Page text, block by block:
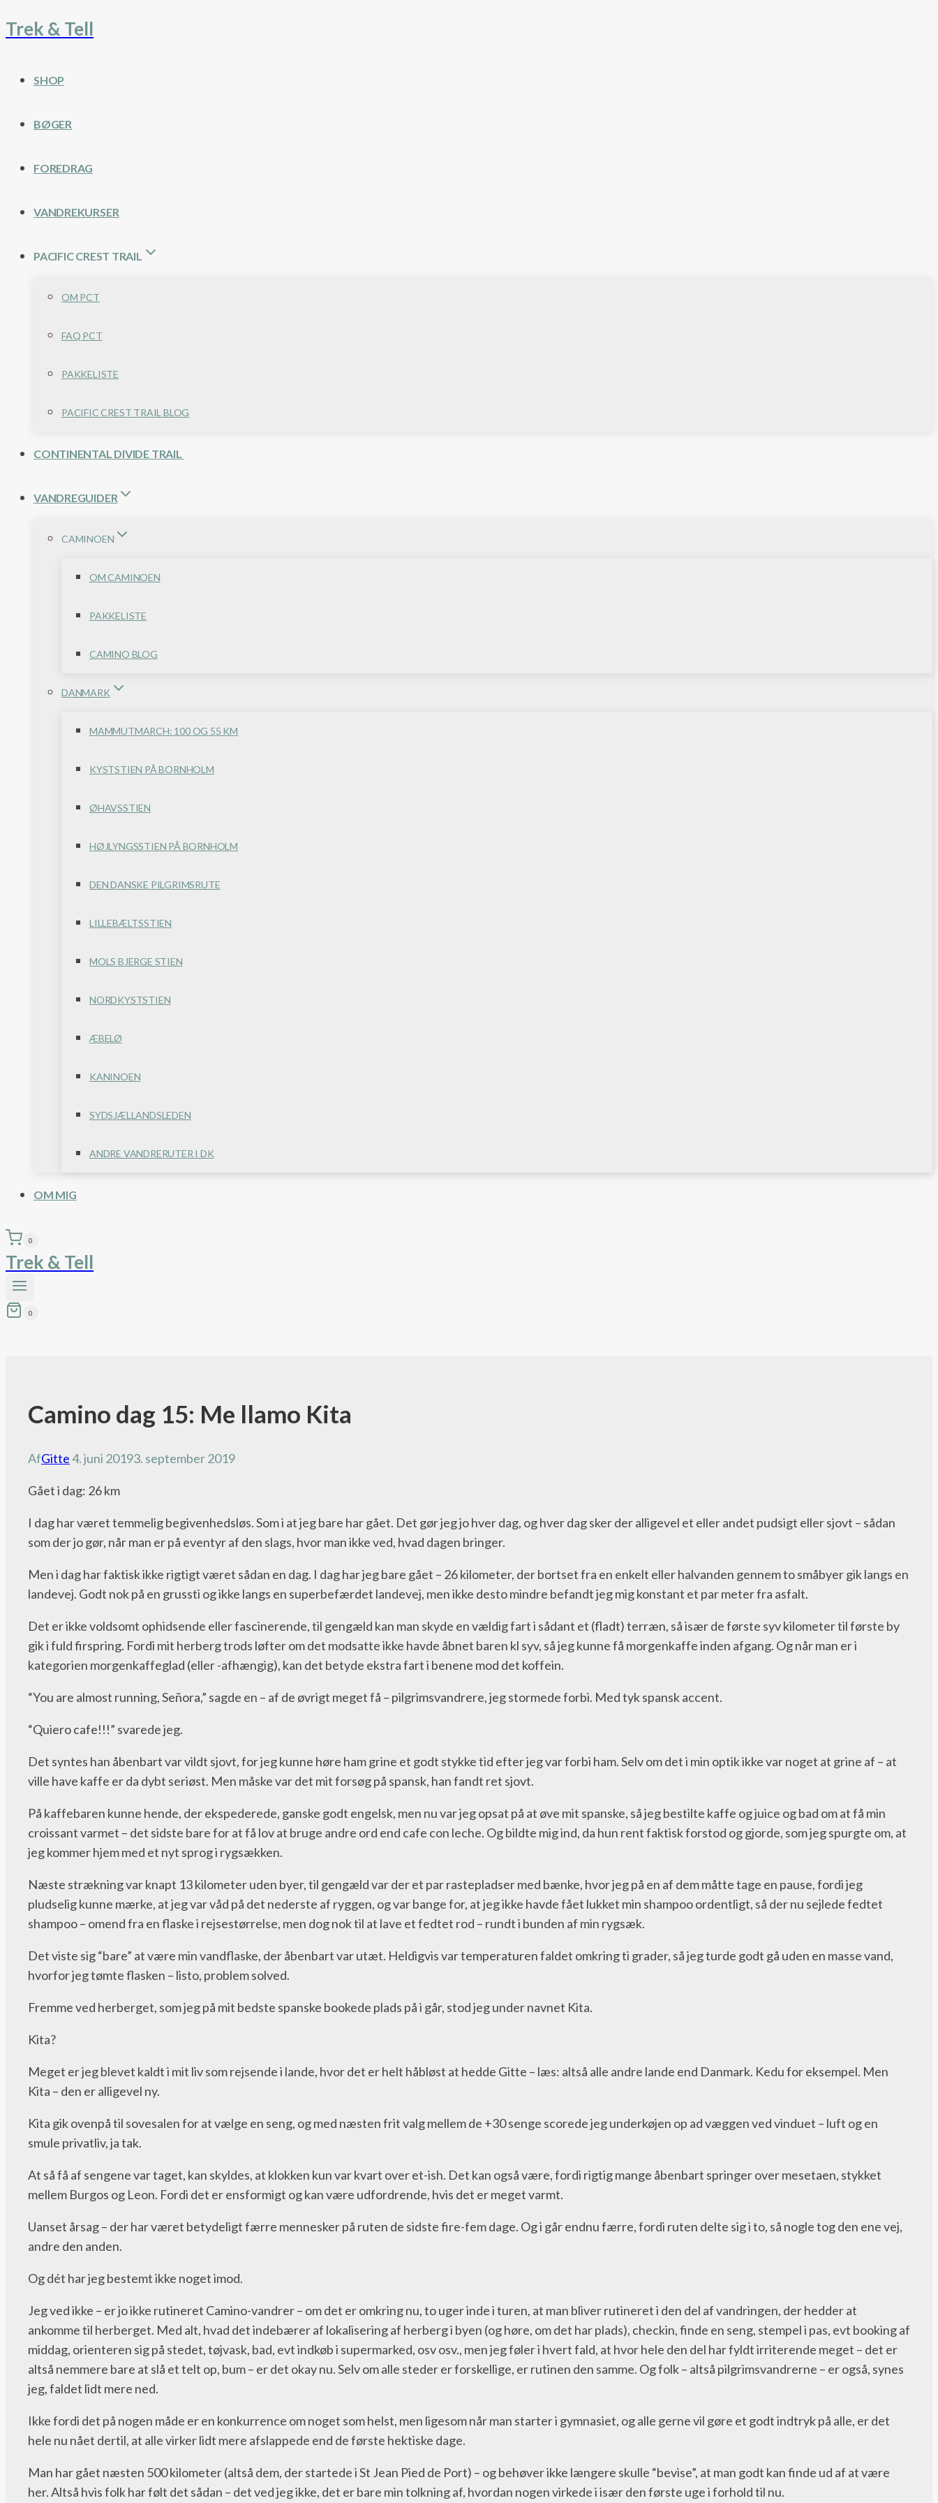
Fortsæt
Trek & Tell
SHOP
BØGER
FOREDRAG
VANDREKURSER
PACIFIC CREST TRAIL
OM PCT
FAQ PCT
PAKKELISTE
PACIFIC CREST TRAIL BLOG
CONTINENTAL DIVIDE TRAIL
VANDREGUIDER
CAMINOEN
OM CAMINOEN
PAKKELISTE
CAMINO BLOG
DANMARK
MAMMUTMARCH: 100 OG 55 KM
KYSTSTIEN PÅ BORNHOLM
ØHAVSSTIEN
HØJLYNGSSTIEN PÅ BORNHOLM
DEN DANSKE PILGRIMSRUTE
LILLEBÆLTSSTIEN
MOLS BJERGE STIEN
NORDKYSTSTIEN
ÆBELØ
KANINOEN
SYDSJÆLLANDSLEDEN
ANDRE VANDRERUTER I DK
OM MIG
0
Trek & Tell
0
Camino
blog
Camino dag 15: Me llamo Kita
AfGitte4. juni 20193. september 2019
Gået i dag: 26 km
I dag har været temmelig begivenhedsløs. Som i at jeg bare har gået. Det gør jeg jo hver dag, og hver dag sker der alligevel et eller andet pudsigt eller sjovt – sådan
som der jo gør, når man er på eventyr af den slags, hvor man ikke ved, hvad dagen bringer.
Men i dag har faktisk ikke rigtigt været sådan en dag. I dag har jeg bare gået – 26 kilometer, der bortset fra en enkelt eller halvanden gennem to småbyer gik langs en
landevej. Godt nok på en grussti og ikke langs en superbefærdet landevej, men ikke desto mindre befandt jeg mig konstant et par meter fra asfalt.
Det er ikke voldsomt ophidsende eller fascinerende, til gengæld kan man skyde en vældig fart i sådant et (fladt) terræn, så især de første syv kilometer til første by
gik i fuld firspring. Fordi mit herberg trods løfter om det modsatte ikke havde åbnet baren kl syv, så jeg kunne få morgenkaffe inden afgang. Og når man er i
kategorien morgenkaffeglad (eller -afhængig), kan det betyde ekstra fart i benene mod det koffein.
“You are almost running, Señora,” sagde en – af de øvrigt meget få – pilgrimsvandrere, jeg stormede forbi. Med tyk spansk accent.
“Quiero cafe!!!” svarede jeg.
Det syntes han åbenbart var vildt sjovt, for jeg kunne høre ham grine et godt stykke tid efter jeg var forbi ham. Selv om det i min optik ikke var noget at grine af – at
ville have kaffe er da dybt seriøst. Men måske var det mit forsøg på spansk, han fandt ret sjovt.
På kaffebaren kunne hende, der ekspederede, ganske godt engelsk, men nu var jeg opsat på at øve mit spanske, så jeg bestilte kaffe og juice og bad om at få min
croissant varmet – det sidste bare for at få lov at bruge andre ord end cafe con leche. Og bildte mig ind, da hun rent faktisk forstod og gjorde, som jeg spurgte om, at
jeg kommer hjem med et nyt sprog i rygsækken.
Næste strækning var knapt 13 kilometer uden byer, til gengæld var der et par rastepladser med bænke, hvor jeg på en af dem måtte tage en pause, fordi jeg
pludselig kunne mærke, at jeg var våd på det nederste af ryggen, og var bange for, at jeg ikke havde fået lukket min shampoo ordentligt, så der nu sejlede fedtet
shampoo – omend fra en flaske i rejsestørrelse, men dog nok til at lave et fedtet rod – rundt i bunden af min rygsæk.
Det viste sig “bare” at være min vandflaske, der åbenbart var utæt. Heldigvis var temperaturen faldet omkring ti grader, så jeg turde godt gå uden en masse vand,
hvorfor jeg tømte flasken – listo, problem solved.
Fremme ved herberget, som jeg på mit bedste spanske bookede plads på i går, stod jeg under navnet Kita.
Kita?
Meget er jeg blevet kaldt i mit liv som rejsende i lande, hvor det er helt håbløst at hedde Gitte – læs: altså alle andre lande end Danmark. Kedu for eksempel. Men
Kita – den er alligevel ny.
Kita gik ovenpå til sovesalen for at vælge en seng, og med næsten frit valg mellem de +30 senge scorede jeg underkøjen op ad væggen ved vinduet – luft og en
smule privatliv, ja tak.
At så få af sengene var taget, kan skyldes, at klokken kun var kvart over et-ish. Det kan også være, fordi rigtig mange åbenbart springer over mesetaen, stykket
mellem Burgos og Leon. Fordi det er ensformigt og kan være udfordrende, hvis det er meget varmt.
Uanset årsag – der har været betydeligt færre mennesker på ruten de sidste fire-fem dage. Og i går endnu færre, fordi ruten delte sig i to, så nogle tog den ene vej,
andre den anden.
Og dét har jeg bestemt ikke noget imod.
Jeg ved ikke – er jo ikke rutineret Camino-vandrer – om det er omkring nu, to uger inde i turen, at man bliver rutineret i den del af vandringen, der hedder at
ankomme til herberget. Med alt, hvad det indebærer af lokalisering af herberg i byen (og høre, om det har plads), checkin, finde en seng, stempel i pas, evt booking af
middag, orienteren sig på stedet, tøjvask, bad, evt indkøb i supermarked, osv osv., men jeg føler i hvert fald, at hvor hele den del har fyldt irriterende meget – det er
altså nemmere bare at slå et telt op, bum – er det okay nu. Selv om alle steder er forskellige, er rutinen den samme. Og folk – altså pilgrimsvandrerne – er også, synes
jeg, faldet lidt mere ned.
Ikke fordi det på nogen måde er en konkurrence om noget som helst, men ligesom når man starter i gymnasiet, og alle gerne vil gøre et godt indtryk på alle, er det
hele nu nået dertil, at alle virker lidt mere afslappede end de første hektiske dage.
Man har gået næsten 500 kilometer (altså dem, der startede i St Jean Pied de Port) – og behøver ikke længere skulle “bevise”, at man godt kan finde ud af at være
her. Altså hvis folk har følt det sådan – det ved jeg ikke, det er bare min tolkning af, hvordan nogen virkede i især den første uge i forhold til nu.